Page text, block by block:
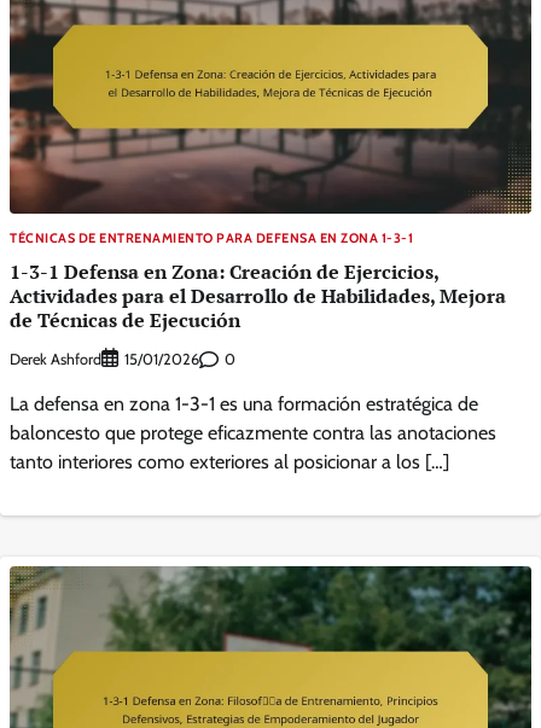
TÉCNICAS DE ENTRENAMIENTO PARA DEFENSA EN ZONA 1-3-1
1-3-1 Defensa en Zona: Creación de Ejercicios,
Actividades para el Desarrollo de Habilidades, Mejora
de Técnicas de Ejecución
Derek Ashford 15/01/2026 0
La defensa en zona 1-3-1 es una formación estratégica de
baloncesto que protege eficazmente contra las anotaciones
tanto interiores como exteriores al posicionar a los […]